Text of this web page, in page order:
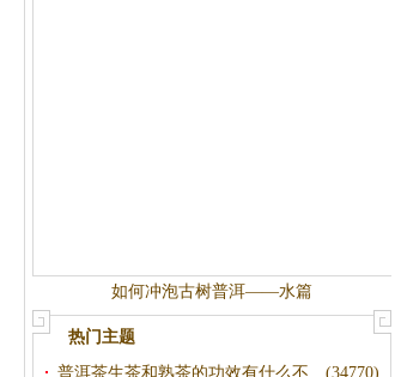
如何冲泡古树普洱——水篇
热门主题
(34770)
普洱茶生茶和熟茶的功效有什么不